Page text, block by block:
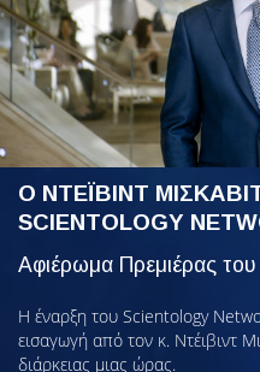
Ο ΝΤΕΪΒΙΝΤ
SCIENTOLOGY
Αφιέρωμα Πρεμιέρας
Η έναρξη του Scientology
εισαγωγή από τον κ. Ντέιβιντ
διάρκειας μιας ώρας.